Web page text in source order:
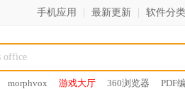
手机应用 最新更新 软件分类
morphvox 游戏大厅 360浏览器 PDF